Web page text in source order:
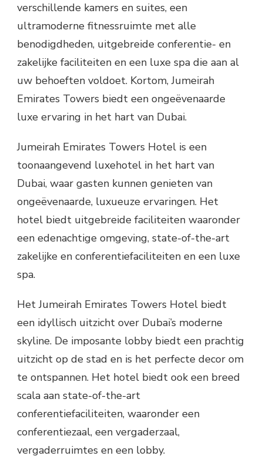
verschillende kamers en suites, een
ultramoderne fitnessruimte met alle
benodigdheden, uitgebreide conferentie- en
zakelijke faciliteiten en een luxe spa die aan al
uw behoeften voldoet. Kortom, Jumeirah
Emirates Towers biedt een ongeëvenaarde
luxe ervaring in het hart van Dubai.
Jumeirah Emirates Towers Hotel is een
toonaangevend luxehotel in het hart van
Dubai, waar gasten kunnen genieten van
ongeëvenaarde, luxueuze ervaringen. Het
hotel biedt uitgebreide faciliteiten waaronder
een edenachtige omgeving, state-of-the-art
zakelijke en conferentiefaciliteiten en een luxe
spa.
Het Jumeirah Emirates Towers Hotel biedt
een idyllisch uitzicht over Dubai’s moderne
skyline. De imposante lobby biedt een prachtig
uitzicht op de stad en is het perfecte decor om
te ontspannen. Het hotel biedt ook een breed
scala aan state-of-the-art
conferentiefaciliteiten, waaronder een
conferentiezaal, een vergaderzaal,
vergaderruimtes en een lobby.